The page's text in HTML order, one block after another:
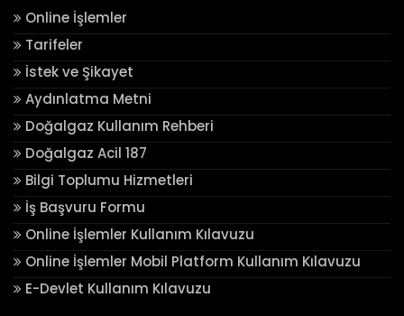
Online İşlemler
Tarifeler
İstek ve Şikayet
Aydınlatma Metni
Doğalgaz Kullanım Rehberi
Doğalgaz Acil 187
Bilgi Toplumu Hizmetleri
İş Başvuru Formu
Online İşlemler Kullanım Kılavuzu
Online İşlemler Mobil Platform Kullanım Kılavuzu
E-Devlet Kullanım Kılavuzu